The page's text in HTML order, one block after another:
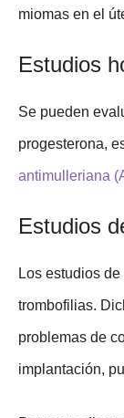
miomas en el
Estudios
Se pueden
progesterona,
antimulleriana
Estudios
Los estudios
trombofilias.
problemas de
implantación,